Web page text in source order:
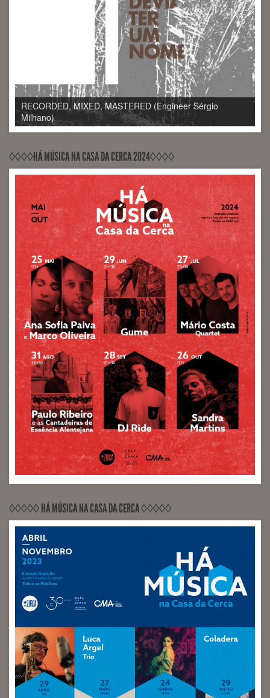
RECORDED, MIXED, RELEASED PontoZurca (Engineer
Sérgio Milhano)
◊◊◊◊HÁ MÚSICA NA CASA DA CERCA 2024◊◊◊◊
◊◊◊◊◊ HÁ MÚSICA NA CASA DA CERCA ◊◊◊◊◊